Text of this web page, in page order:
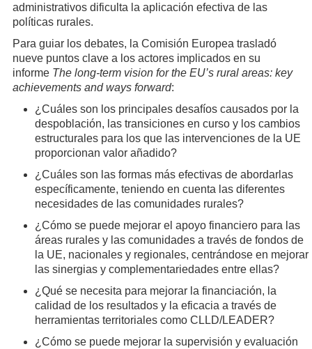
administrativos dificulta la aplicación efectiva de las
políticas rurales.
Para guiar los debates, la Comisión Europea trasladó
nueve puntos clave a los actores implicados en su
informe The long-term vision for the EU’s rural areas: key
achievements and ways forward:
¿Cuáles son los principales desafíos causados por la
despoblación, las transiciones en curso y los cambios
estructurales para los que las intervenciones de la UE
proporcionan valor añadido?
¿Cuáles son las formas más efectivas de abordarlas
específicamente, teniendo en cuenta las diferentes
necesidades de las comunidades rurales?
¿Cómo se puede mejorar el apoyo financiero para las
áreas rurales y las comunidades a través de fondos de
la UE, nacionales y regionales, centrándose en mejorar
las sinergias y complementariedades entre ellas?
¿Qué se necesita para mejorar la financiación, la
calidad de los resultados y la eficacia a través de
herramientas territoriales como CLLD/LEADER?
¿Cómo se puede mejorar la supervisión y evaluación